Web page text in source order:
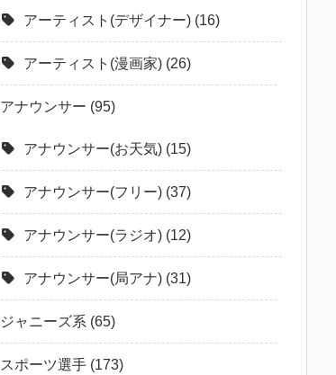
アーティスト(デザイナー) (16)
アーティスト(漫画家) (26)
アナウンサー (95)
アナウンサー(お天気) (15)
アナウンサー(フリー) (37)
アナウンサー(ラジオ) (12)
アナウンサー(局アナ) (31)
ジャニーズ系 (65)
スポーツ選手 (173)